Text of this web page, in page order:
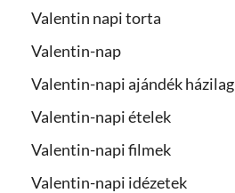
Valentin napi torta
Valentin-nap
Valentin-napi ajándék házilag
Valentin-napi ételek
Valentin-napi filmek
Valentin-napi idézetek